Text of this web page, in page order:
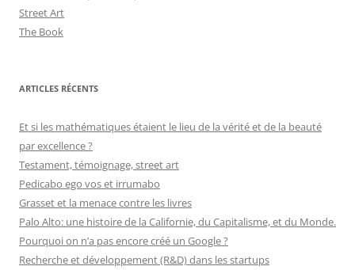
Street Art
The Book
ARTICLES RÉCENTS
Et si les mathématiques étaient le lieu de la vérité et de la beauté
par excellence ?
Testament, témoignage, street art
Pedicabo ego vos et irrumabo
Grasset et la menace contre les livres
Palo Alto: une histoire de la Californie, du Capitalisme, et du Monde.
Pourquoi on n’a pas encore créé un Google ?
Recherche et développement (R&D) dans les startups